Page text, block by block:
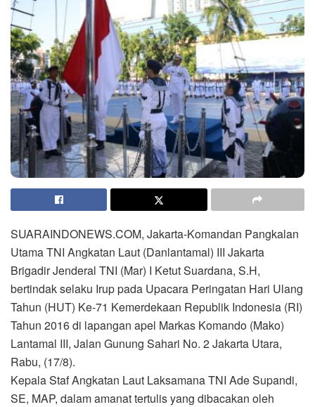
SUARAINDONEWS.COM, Jakarta-Komandan Pangkalan
Utama TNI Angkatan Laut (Danlantamal) III Jakarta
Brigadir Jenderal TNI (Mar) I Ketut Suardana, S.H,
bertindak selaku Irup pada Upacara Peringatan Hari Ulang
Tahun (HUT) Ke-71 Kemerdekaan Republik Indonesia (RI)
Tahun 2016 di lapangan apel Markas Komando (Mako)
Lantamal III, Jalan Gunung Sahari No. 2 Jakarta Utara,
Rabu, (17/8).
Kepala Staf Angkatan Laut Laksamana TNI Ade Supandi,
SE, MAP, dalam amanat tertulis yang dibacakan oleh